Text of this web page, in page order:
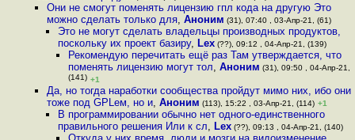
Они не смогут поменять лицензию гпл кода на другую Это
можно сделать только для,Аноним (31), 07:40 , 03-Апр-21, (61)
Это не могут сделать владельцы производных продуктов,
поскольку их проект базиру, Lex(??), 09:12 , 04-Апр-21, (139)
Рекомендую перечитать ещё раз Там утверждается, что
поменять лицензию могут тол, Аноним (31), 09:50 , 04-Апр-21,
(141) +1
Да, но тогда наработки сообщества пройдут мимо них, ибо они
тоже под GPLем, но и,Аноним (113), 15:22 , 03-Апр-21, (114) +1
В программировании обычно нет одного-единственного
правильного решения Или к сл, Lex(??), 09:13 , 04-Апр-21, (140)